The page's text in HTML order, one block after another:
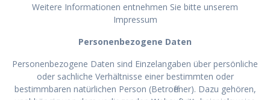
Weitere Informationen entnehmen Sie bitte unserem
Impressum
Personenbezogene Daten
Personenbezogene Daten sind Einzelangaben über persönliche
oder sachliche Verhältnisse einer bestimmten oder
bestimmbaren natürlichen Person (Betroffener). Dazu gehören,